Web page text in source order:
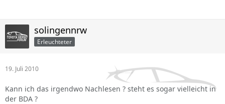
solingennrw
Erleuchteter
19. Juli 2010
Kann ich das irgendwo Nachlesen ? steht es sogar vielleicht in
der BDA ?